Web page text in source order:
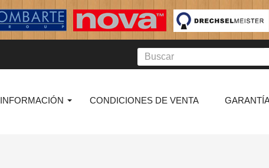
INFORMACIÓN CONDICIONES DE VENTA